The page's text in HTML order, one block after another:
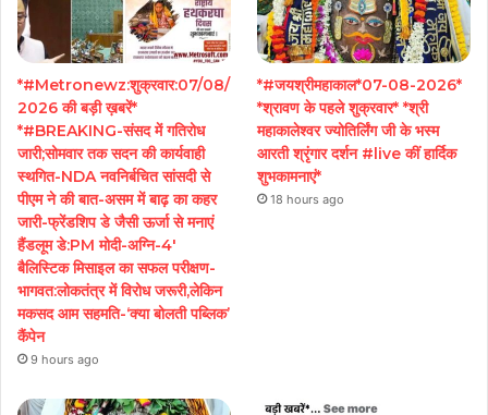
*#Metronewz:शुक्रवार:07/08/
2026 की बड़ी ख़बरें*
*#BREAKING-संसद में गतिरोध
जारी;सोमवार तक सदन की कार्यवाही
स्थगित-NDA नवनिर्बचित सांसदी से
पीएम ने की बात-असम में बाढ़ का कहर
जारी-फ्रेंडशिप डे जैसी ऊर्जा से मनाएं
हैंडलूम डे:PM मोदी-अग्नि-4′
बैलिस्टिक मिसाइल का सफल परीक्षण-
भागवत:लोकतंत्र में विरोध जरूरी,लेकिन
मकसद आम सहमति-‘क्या बोलती पब्लिक’
कैंपेन
9 hours ago
*#जयश्रीमहाकाल*07-08-2026*
*श्रावण के पहले शुक्रवार* *श्री
महाकालेश्वर ज्योतिर्लिंग जी के भस्म
आरती श्रृंगार दर्शन #live कीं हार्दिक
शुभकामनाएं*
18 hours ago